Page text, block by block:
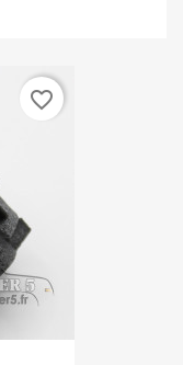
favorite_border